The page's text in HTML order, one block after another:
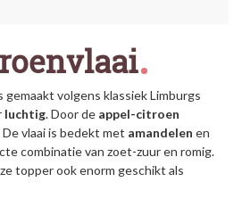
gemaakt volgens klassiek Limburgs
luchtig. Door de appel-citroen
De vlaai is bedekt met amandelen en
combinatie van zoet-zuur en romig.
topper ook enorm geschikt als